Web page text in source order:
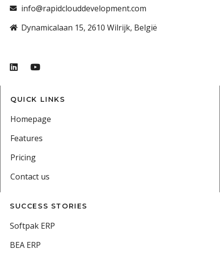
info@rapidclouddevelopment.com
Dynamicalaan 15, 2610 Wilrijk, België
QUICK LINKS
Homepage
Features
Pricing
Contact us
SUCCESS STORIES
Softpak ERP
BEA ERP